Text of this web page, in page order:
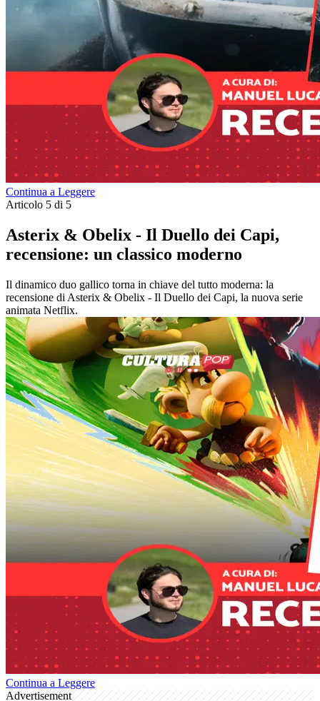
Continua a Leggere
Articolo 5 di 5
Asterix & Obelix - Il Duello dei Capi,
recensione: un classico moderno
Il dinamico duo gallico torna in chiave del tutto moderna: la
recensione di Asterix & Obelix - Il Duello dei Capi, la nuova serie
animata Netflix.
Continua a Leggere
Advertisement